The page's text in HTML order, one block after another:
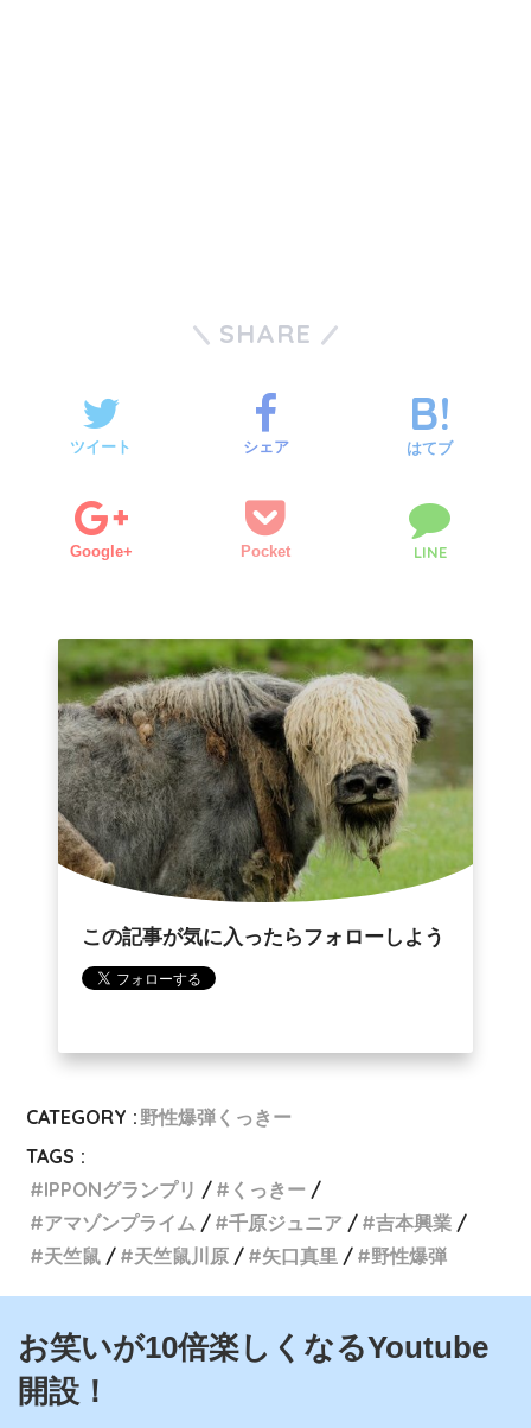
SHARE
ツイート シェア はてブ
Google+ Pocket LINE
この記事が気に入ったらフォローしよう
CATEGORY :野性爆弾くっきー
TAGS :
IPPONグランプリ
くっきー
アマゾンプライム
千原ジュニア
吉本興業
天竺鼠
天竺鼠川原 矢口真里 野性爆弾
お笑いが10倍楽しくなるYoutube
開設！